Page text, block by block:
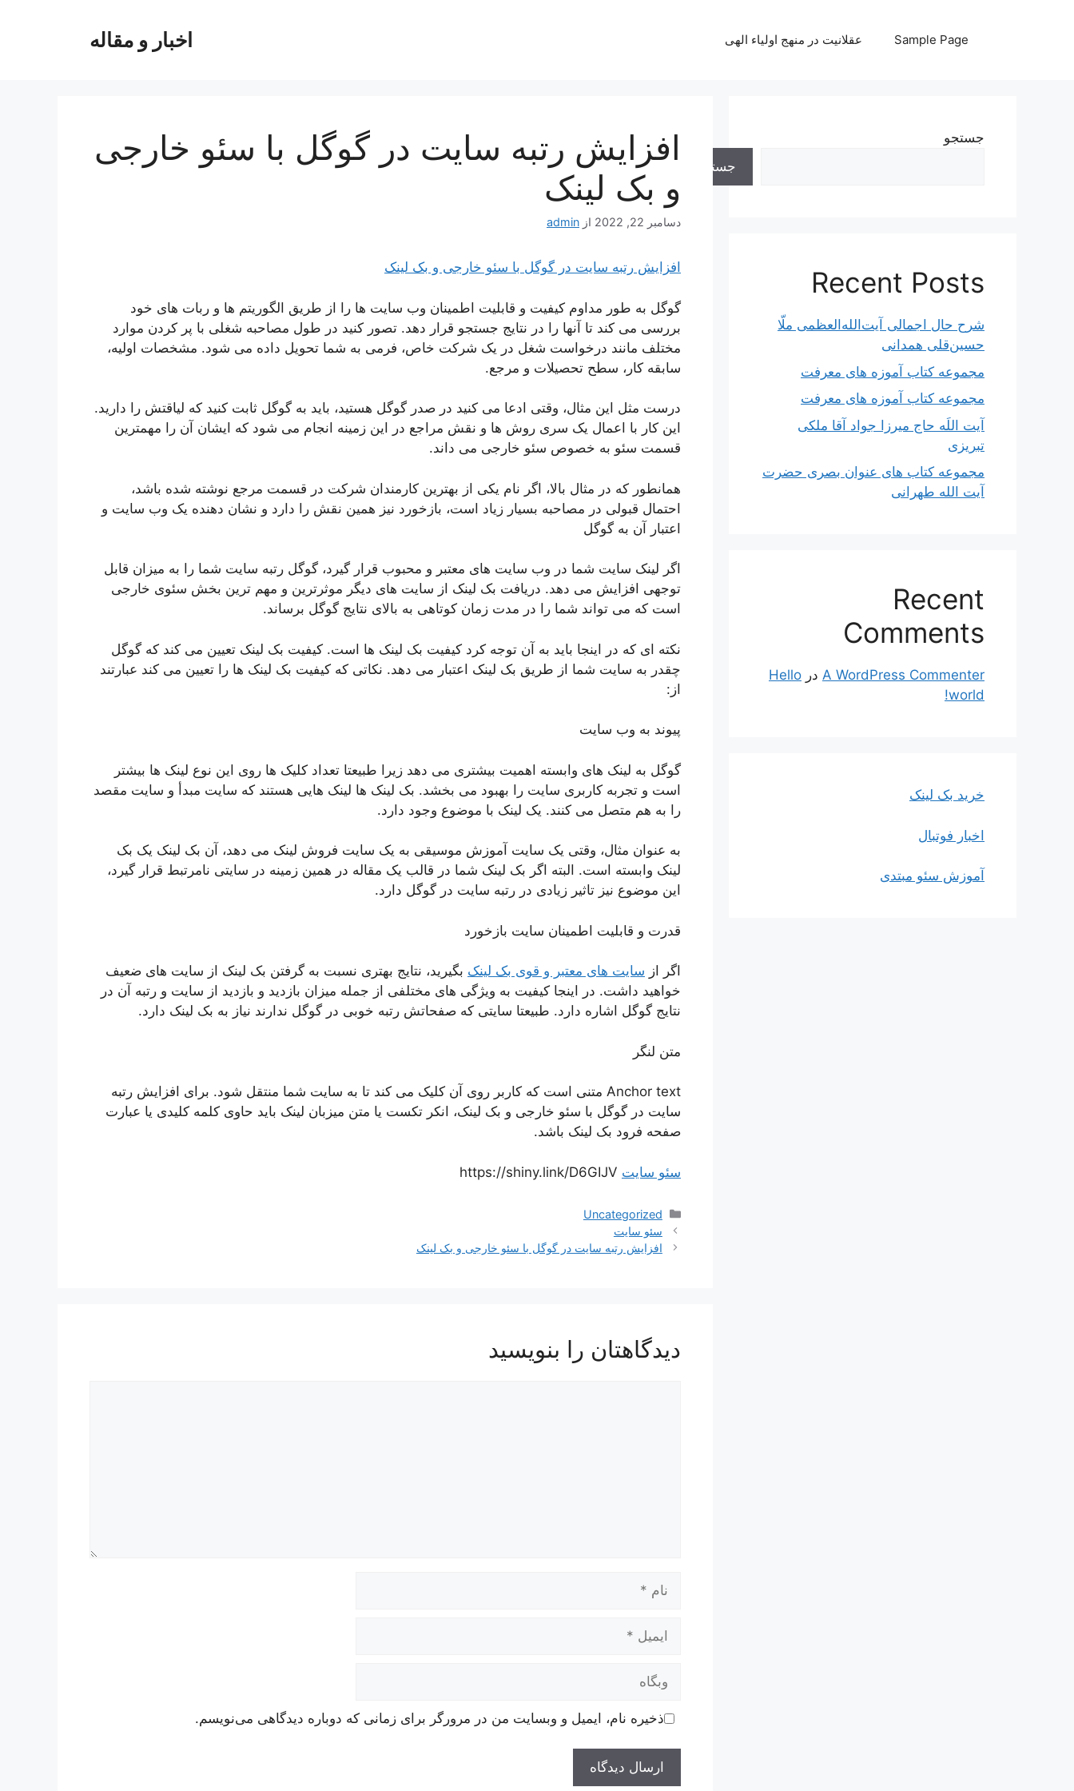
اخبار و مقاله Sample Page عقلانیت در منهج اولیاء الهی
افزایش رتبه سایت در گوگل با سئو خارجی
و بک لینک
دسامبر 22, 2022 از admin
افزایش رتبه سایت در گوگل با سئو خارجی و بک لینک
گوگل به طور مداوم کیفیت و قابلیت اطمینان وب سایت ها را از طریق الگوریتم ها و ربات های خود
بررسی می کند تا آنها را در نتایج جستجو قرار دهد. تصور کنید در طول مصاحبه شغلی با پر کردن موارد
مختلف مانند درخواست شغل در یک شرکت خاص، فرمی به شما تحویل داده می شود. مشخصات اولیه،
سابقه کار، سطح تحصیلات و مرجع.
درست مثل این مثال، وقتی ادعا می کنید در صدر گوگل هستید، باید به گوگل ثابت کنید که لیاقتش را دارید.
این کار با اعمال یک سری روش ها و نقش مراجع در این زمینه انجام می شود که ایشان آن را مهمترین
قسمت سئو به خصوص سئو خارجی می داند.
همانطور که در مثال بالا، اگر نام یکی از بهترین کارمندان شرکت در قسمت مرجع نوشته شده باشد،
احتمال قبولی در مصاحبه بسیار زیاد است، بازخورد نیز همین نقش را دارد و نشان دهنده یک وب سایت و
اعتبار آن به گوگل
اگر لینک سایت شما در وب سایت های معتبر و محبوب قرار گیرد، گوگل رتبه سایت شما را به میزان قابل
توجهی افزایش می دهد. دریافت بک لینک از سایت های دیگر موثرترین و مهم ترین بخش سئوی خارجی
است که می تواند شما را در مدت زمان کوتاهی به بالای نتایج گوگل برساند.
نکته ای که در اینجا باید به آن توجه کرد کیفیت بک لینک ها است. کیفیت بک لینک تعیین می کند که گوگل
چقدر به سایت شما از طریق بک لینک اعتبار می دهد. نکاتی که کیفیت بک لینک ها را تعیین می کند عبارتند
از:
پیوند به وب سایت
گوگل به لینک های وابسته اهمیت بیشتری می دهد زیرا طبیعتا تعداد کلیک ها روی این نوع لینک ها بیشتر
است و تجربه کاربری سایت را بهبود می بخشد. بک لینک ها لینک هایی هستند که سایت مبدأ و سایت مقصد
را به هم متصل می کنند. یک لینک با موضوع وجود دارد.
به عنوان مثال، وقتی یک سایت آموزش موسیقی به یک سایت فروش لینک می دهد، آن بک لینک یک بک
لینک وابسته است. البته اگر بک لینک شما در قالب یک مقاله در همین زمینه در سایتی نامرتبط قرار گیرد،
این موضوع نیز تاثیر زیادی در رتبه سایت در گوگل دارد.
قدرت و قابلیت اطمینان سایت بازخورد
اگر از سایت های معتبر و قوی بک لینک بگیرید، نتایج بهتری نسبت به گرفتن بک لینک از سایت های ضعیف
خواهید داشت. در اینجا کیفیت به ویژگی های مختلفی از جمله میزان بازدید و بازدید از سایت و رتبه آن در
نتایج گوگل اشاره دارد. طبیعتا سایتی که صفحاتش رتبه خوبی در گوگل ندارند نیاز به بک لینک دارد.
متن لنگر
Anchor text متنی است که کاربر روی آن کلیک می کند تا به سایت شما منتقل شود. برای افزایش رتبه
سایت در گوگل با سئو خارجی و بک لینک، انکر تکست یا متن میزبان لینک باید حاوی کلمه کلیدی یا عبارت
صفحه فرود بک لینک باشد.
سئو سایت
دسته‌ها
Uncategorized
ناوبری
نوشته‌ها
سئو سایت
افزایش رتبه سایت در گوگل با سئو خارجی و بک لینک
دیدگاهتان را بنویسید
وبگاه
ذخیره نام، ایمیل و وبسایت من در مرورگر برای زمانی که دوباره دیدگاهی می‌نویسم.
جستجو
جستجو
Recent Posts
شرح حال اجمالی آیت‌الله‌العظمی ملّا
حسین‌قلی همدانی
مجموعه کتاب آموزه های معرفت
مجموعه کتاب آموزه های معرفت
آیت اللَه حاج میرزا جواد آقا ملکی
تبریزی
مجموعه کتاب های عنوان بصری حضرت
آیت الله طهرانی
Recent
Comments
A WordPress Commenter در Hello
world!
خرید بک لینک
اخبار فوتبال
آموزش سئو مبتدی